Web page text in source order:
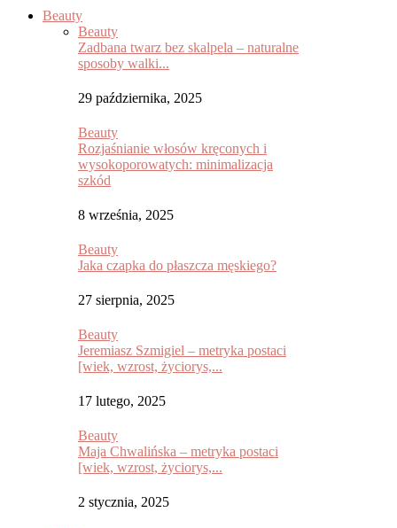
Beauty
Beauty
Zadbana twarz bez skalpela – naturalne
sposoby walki...
29 października, 2025
Beauty
Rozjaśnianie włosów kręconych i
wysokoporowatych: minimalizacja
szkód
8 września, 2025
Beauty
Jaka czapka do płaszcza męskiego?
27 sierpnia, 2025
Beauty
Jeremiasz Szmigiel – metryka postaci
[wiek, wzrost, życiorys,...
17 lutego, 2025
Beauty
Maja Chwalińska – metryka postaci
[wiek, wzrost, życiorys,...
2 stycznia, 2025